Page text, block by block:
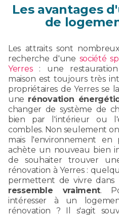
Les avantages
de
Les attraits sont
recherche d'une société
Yerres: une
maison est toujours très
propriétaires de Yerres se
une rénovation
changer de système de
bien par l'intérieur ou
combles. Non seulement on
mais l'environnement en
achète un nouveau bien
de souhaiter trouver
rénovation à Yerres :
permettent de vivre dans
ressemble vraiment.
intéresser à un
rénovation ? Il s'agit